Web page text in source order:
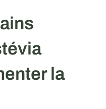
la